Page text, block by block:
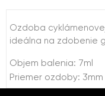
Ozdoba
ideálna na zdobenie
Objem balenia: 7ml
Priemer ozdoby: 3mm